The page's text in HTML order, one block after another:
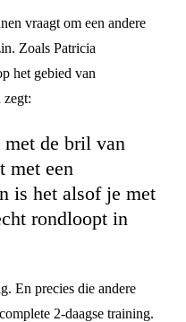
vraagt om een andere
Zoals Patricia
het gebied van
zegt:
de bril van
met een
is het alsof je met
rondloopt in
En precies die andere
2-daagse training.